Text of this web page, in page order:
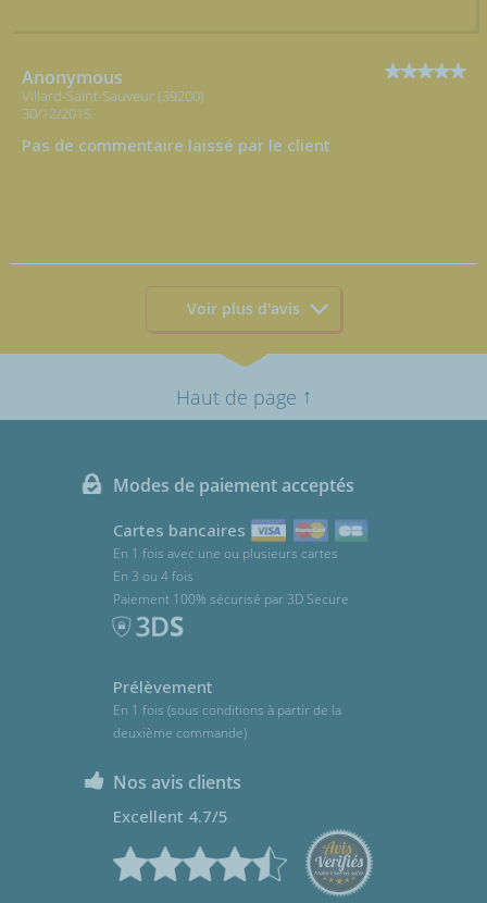
Anonymous
Villard-Saint-Sauveur (39200)
30/12/2015
Pas de commentaire laissé par le client
Voir plus d'avis
Haut de page ↑
Modes de paiement acceptés
Cartes bancaires
En 1 fois avec une ou plusieurs cartes
En 3 ou 4 fois
Paiement 100% sécurisé par 3D Secure
Prélèvement
En 1 fois (sous conditions à partir de la
deuxième commande)
Nos avis clients
Excellent 4.7/5